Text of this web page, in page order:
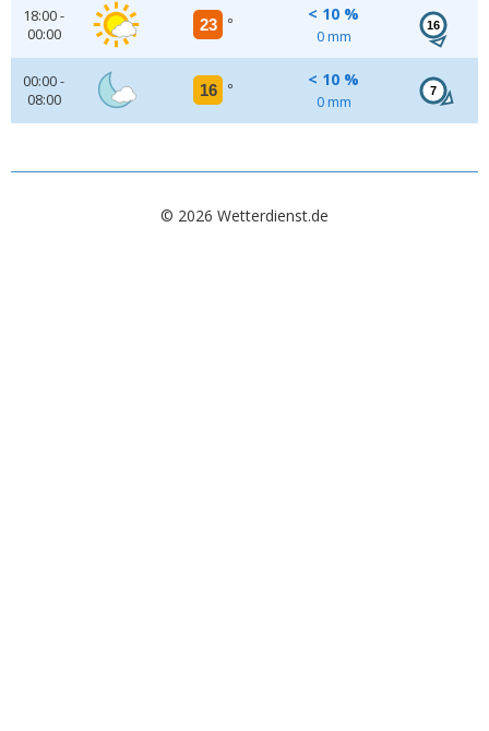
18:00 -
00:00
23 °
< 10 %
0 mm
16
00:00 -
08:00
16 °
< 10 %
0 mm
7
© 2026 Wetterdienst.de